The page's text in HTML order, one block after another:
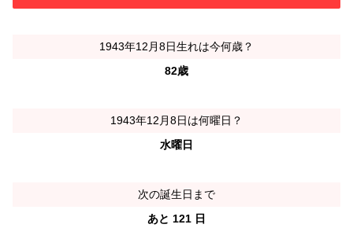
1943年12月8日生れは今何歳？
82歳
1943年12月8日は何曜日？
水曜日
次の誕生日まで
あと 121 日